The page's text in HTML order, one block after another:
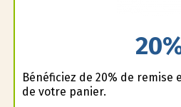
Bénéficiez de 20% de
de votre panier.